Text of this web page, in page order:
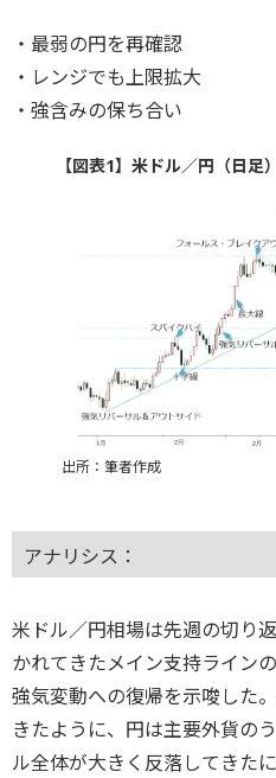
・最弱の円を再確認
・レンジでも上限拡大
・強含みの保ち合い
【図表1】米ドル／円（日足）
出所：筆者作成
アナリシス：
米ドル／円相場は先週の切り
かれてきたメイン支持ライン
強気変動への復帰を示唆した
きたように、円は主要外貨の
ル全体が大きく反落してきた